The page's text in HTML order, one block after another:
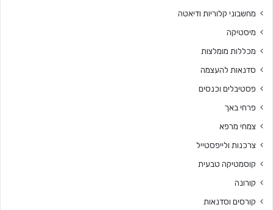
מחשבוני קלוריות ודיאטה
מיסטיקה
מכללות מומלצות
סדנאות להעצמה
פסטיבלים וכנסים
פרחי באך
צמחי מרפא
צרכנות ולייפסטייל
קוסמטיקה טבעית
קורונה
קורסים וסדנאות